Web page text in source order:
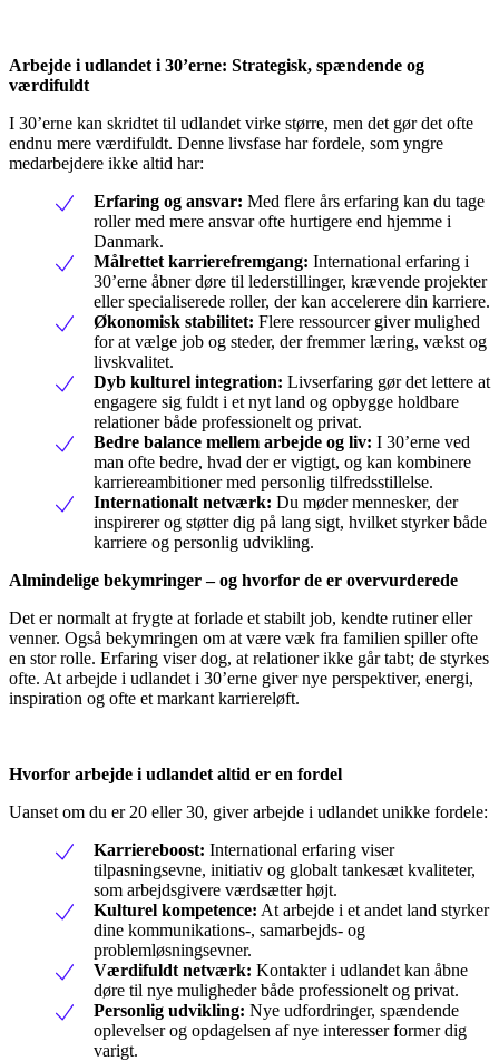
Arbejde i udlandet i 30’erne: Strategisk, spændende og
værdifuldt
I 30’erne kan skridtet til udlandet virke større, men det gør det ofte
endnu mere værdifuldt. Denne livsfase har fordele, som yngre
medarbejdere ikke altid har:
Erfaring og ansvar: Med flere års erfaring kan du tage
roller med mere ansvar ofte hurtigere end hjemme i
Danmark.
Målrettet karrierefremgang: International erfaring i
30’erne åbner døre til lederstillinger, krævende projekter
eller specialiserede roller, der kan accelerere din karriere.
Økonomisk stabilitet: Flere ressourcer giver mulighed
for at vælge job og steder, der fremmer læring, vækst og
livskvalitet.
Dyb kulturel integration: Livserfaring gør det lettere at
engagere sig fuldt i et nyt land og opbygge holdbare
relationer både professionelt og privat.
Bedre balance mellem arbejde og liv: I 30’erne ved
man ofte bedre, hvad der er vigtigt, og kan kombinere
karriereambitioner med personlig tilfredsstillelse.
Internationalt netværk: Du møder mennesker, der
inspirerer og støtter dig på lang sigt, hvilket styrker både
karriere og personlig udvikling.
Almindelige bekymringer – og hvorfor de er overvurderede
Det er normalt at frygte at forlade et stabilt job, kendte rutiner eller
venner. Også bekymringen om at være væk fra familien spiller ofte
en stor rolle. Erfaring viser dog, at relationer ikke går tabt; de styrkes
ofte. At arbejde i udlandet i 30’erne giver nye perspektiver, energi,
inspiration og ofte et markant karriereløft.
Hvorfor arbejde i udlandet altid er en fordel
Uanset om du er 20 eller 30, giver arbejde i udlandet unikke fordele:
Karriereboost: International erfaring viser
tilpasningsevne, initiativ og globalt tankesæt kvaliteter,
som arbejdsgivere værdsætter højt.
Kulturel kompetence: At arbejde i et andet land styrker
dine kommunikations-, samarbejds- og
problemløsningsevner.
Værdifuldt netværk: Kontakter i udlandet kan åbne
døre til nye muligheder både professionelt og privat.
Personlig udvikling: Nye udfordringer, spændende
oplevelser og opdagelsen af nye interesser former dig
varigt.